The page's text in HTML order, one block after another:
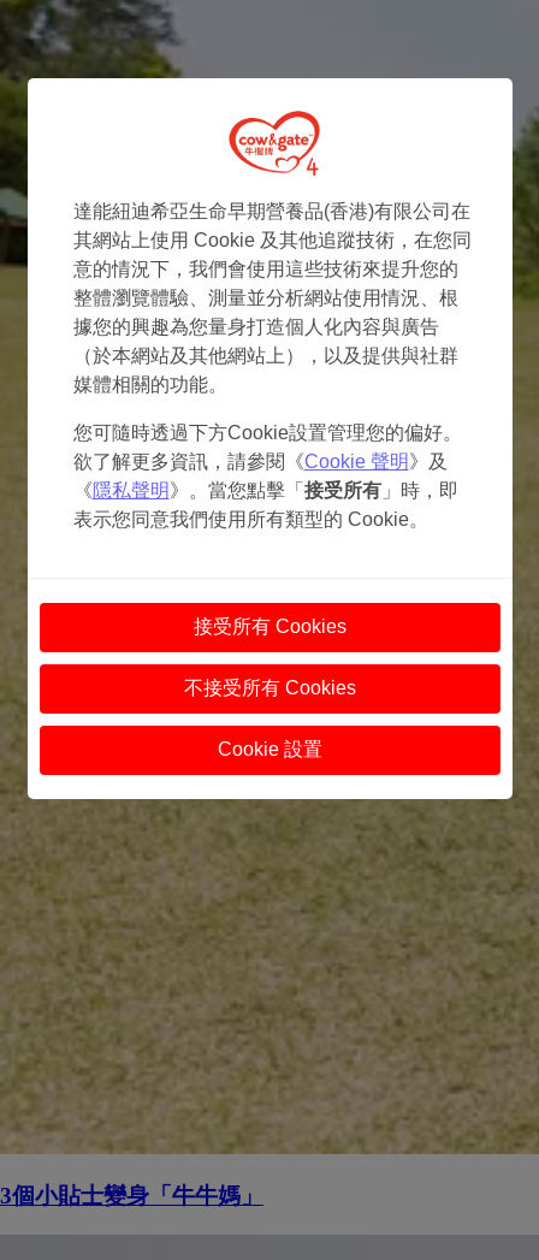
達能紐迪希亞生命早期營養品(香港)有限公司在
其網站上使用 Cookie 及其他追蹤技術，在您同
意的情況下，我們會使用這些技術來提升您的
整體瀏覽體驗、測量並分析網站使用情況、根
據您的興趣為您量身打造個人化內容與廣告
（於本網站及其他網站上），以及提供與社群
媒體相關的功能。
您可隨時透過下方Cookie設置管理您的偏好。
欲了解更多資訊，請參閱《Cookie 聲明》及
《隱私聲明》。當您點擊「 接受所有」時，即
表示您同意我們使用所有類型的 Cookie。
接受所有 Cookies
不接受所有 Cookies
Cookie 設置
3個小貼士變身「牛牛媽」